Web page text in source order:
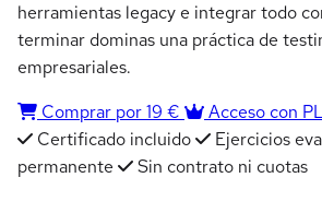
herramientas legacy e integrar todo
terminar dominas una práctica de
empresariales.
Comprar por 19 €
Acceso con
Certificado incluido
Ejercicios
permanente
Sin contrato ni cuotas